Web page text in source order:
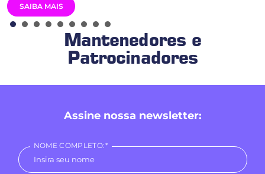
SAIBA MAIS
Mantenedores e
Patrocinadores
Assine nossa newsletter:
NOME COMPLETO:*